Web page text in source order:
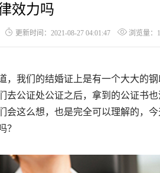
效力吗
更新时间：2021-08-27 04:01:47 浏览量：
我们的结婚证上是有一个大大的钢
去公证处公证之后，拿到的公证书
会这么想，也是完全可以理解的，
？